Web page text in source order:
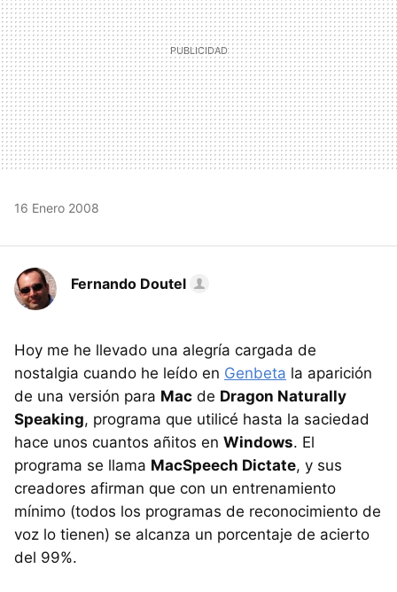
16 Enero 2008
Fernando Doutel
Hoy me he llevado una alegría cargada de
nostalgia cuando he leído en Genbeta la aparición
de una versión para Mac de Dragon Naturally
Speaking, programa que utilicé hasta la saciedad
hace unos cuantos añitos en Windows. El
programa se llama MacSpeech Dictate, y sus
creadores afirman que con un entrenamiento
mínimo (todos los programas de reconocimiento de
voz lo tienen) se alcanza un porcentaje de acierto
del 99%.